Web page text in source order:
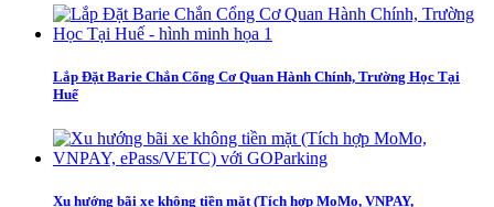
Lắp Đặt Barie Chắn Cổng Cơ Quan Hành Chính, Trường Học Tại
Huế
Xu hướng bãi xe không tiền mặt (Tích hợp MoMo, VNPAY,